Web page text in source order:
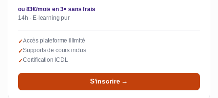
ou 83€/mois en 3× sans frais
14h · E-learning pur
✓Accès plateforme illimité
✓Supports de cours inclus
✓Certification ICDL
S'inscrire →